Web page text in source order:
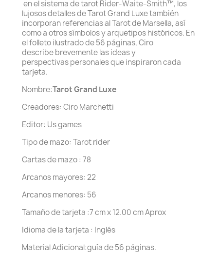
en el sistema de tarot Rider-Waite-Smith™, los
lujosos detalles de Tarot Grand Luxe también
incorporan referencias al Tarot de Marsella, así
como a otros símbolos y arquetipos históricos. En
el folleto ilustrado de 56 páginas, Ciro
describe brevemente las ideas y
perspectivas personales que inspiraron cada
tarjeta.
Nombre:Tarot Grand Luxe
Creadores: Ciro Marchetti
Editor: Us games
Tipo de mazo: Tarot rider
Cartas de mazo : 78
Arcanos mayores: 22
Arcanos menores: 56
Tamaño de tarjeta :7 cm x 12.00 cm Aprox
Idioma de la tarjeta : Inglés
Material Adicional:guía de 56 páginas.